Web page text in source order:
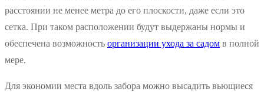
расстоянии не менее метра до его плоскости, даже если это
сетка. При таком расположении будут выдержаны нормы и
обеспечена возможность организации ухода за садом в полной
мере.
Для экономии места вдоль забора можно высадить вьющиеся